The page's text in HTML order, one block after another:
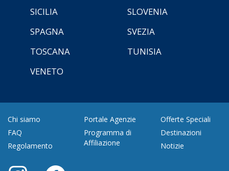
SICILIA
SLOVENIA
SPAGNA
SVEZIA
TOSCANA
TUNISIA
VENETO
Chi siamo
FAQ
Regolamento
Portale Agenzie
Programma di
Affiliazione
Offerte Speciali
Destinazioni
Notizie